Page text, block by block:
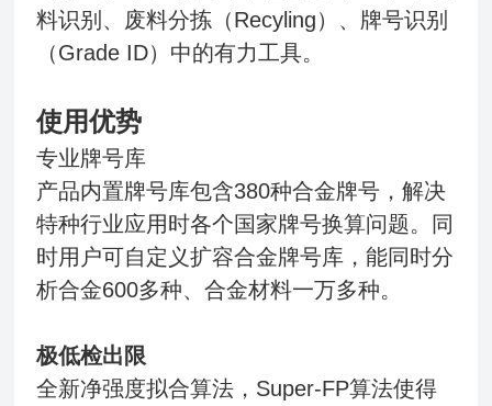
料识别、废料分拣（Recyling）、牌号识别
（Grade ID）中的有力工具。
使用优势
专业牌号库
产品内置牌号库包含380种合金牌号，解决
特种行业应用时各个国家牌号换算问题。同
时用户可自定义扩容合金牌号库，能同时分
析合金600多种、合金材料一万多种。
极低检出限
全新净强度拟合算法，Super-FP算法使得